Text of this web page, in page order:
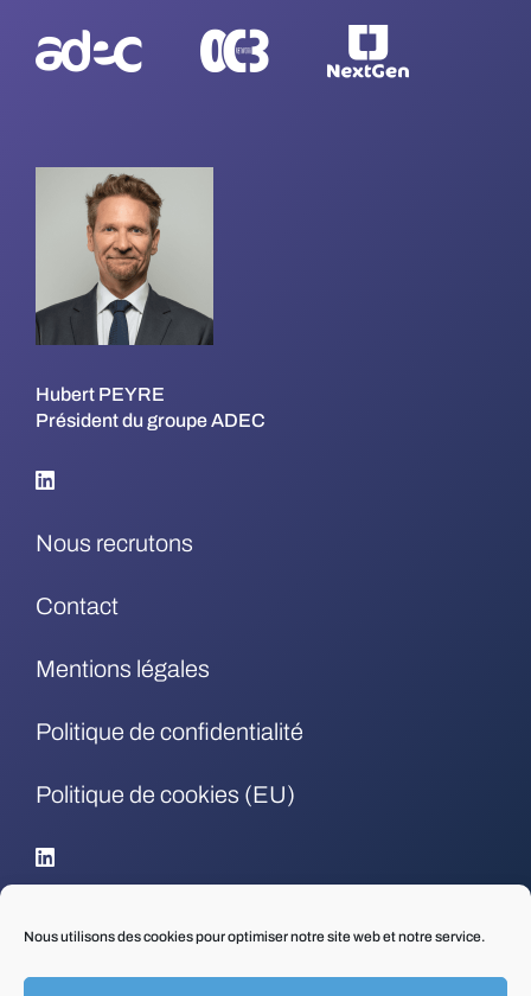
Nous utilisons des cookies pour optimiser notre site web et notre service.
Hubert PEYRE
Président du groupe ADEC
Nous recrutons
Contact
Mentions légales
Politique de confidentialité
Politique de cookies (EU)